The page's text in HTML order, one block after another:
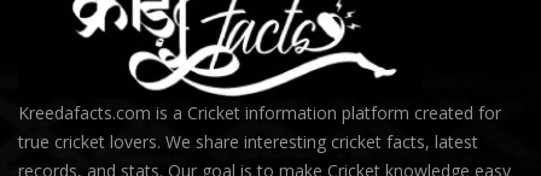
Kreedafacts.com is a Cricket information platform created for
true cricket lovers. We share interesting cricket facts, latest
records, and stats. Our goal is to make Cricket knowledge easy